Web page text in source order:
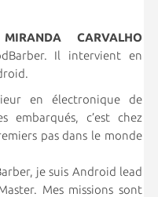
CARVALHO
Il intervient en
en électronique de
embarqués, c’est chez
pas dans le monde
je suis Android lead
Mes missions sont